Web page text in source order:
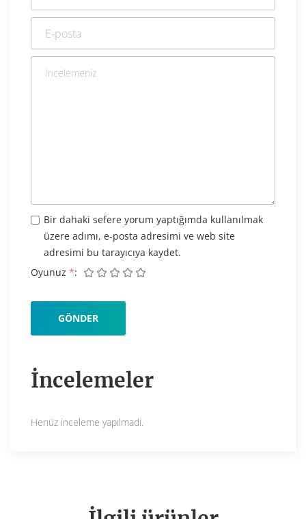
İncelemeler
Henüz inceleme yapılmadı.
Oyunuz *
Bir dahaki sefere yorum yaptığımda kullanılmak
üzere adımı, e-posta adresimi ve web site
adresimi bu tarayıcıya kaydet.